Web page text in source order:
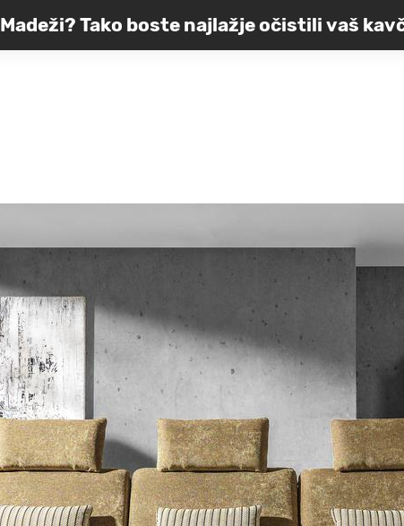
Madeži? Tako boste najlažje očistili vaš